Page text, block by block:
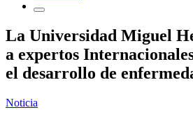
La Universidad Miguel
a expertos
el desarrollo de
Noticia